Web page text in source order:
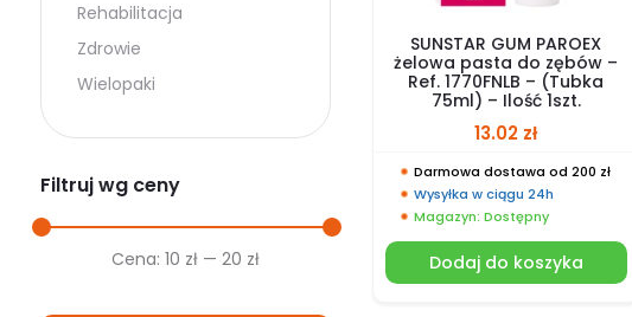
SUNSTAR GUM PAROEX
żelowa pasta do zębów –
Ref. 1770FNLB – (Tubka
75ml) – Ilość 1szt.
13.02 zł
Darmowa dostawa od 200 zł
Wysyłka w ciągu 24h
Magazyn: Dostępny
Dodaj do koszyka
Rehabilitacja
Zdrowie
Wielopaki
Filtruj wg ceny
Cena
Cena
Cena: 10 zł— 20 zł